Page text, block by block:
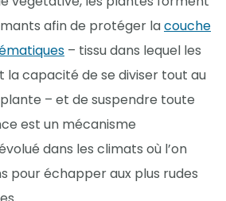
afin de protéger lacouche
– tissu dans lequel les
la capacité de se diviser tout au
– et de suspendre toute
est un mécanisme
dans les climats où l’on
pour échapper aux plus rudes